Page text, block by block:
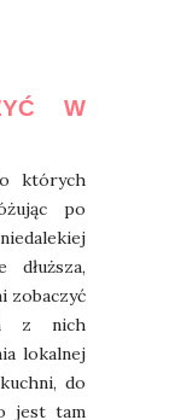
W
których
po
dłuższa,
zobaczyć
z nich
lokalnej
do
jest tam